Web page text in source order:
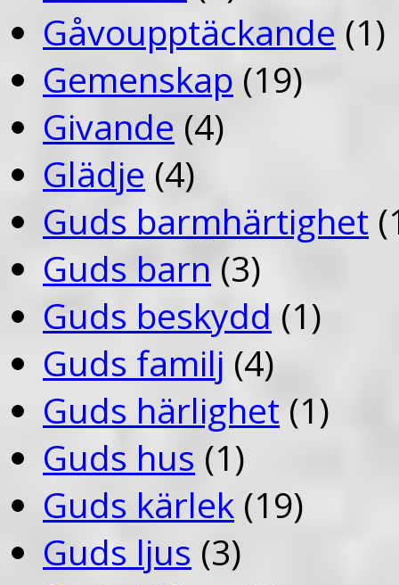
Gåvoupptäckande (1)
Gemenskap (19)
Givande (4)
Glädje (4)
Guds barmhärtighet
Guds barn (3)
Guds beskydd (1)
Guds familj (4)
Guds härlighet (1)
Guds hus (1)
Guds kärlek (19)
Guds ljus (3)